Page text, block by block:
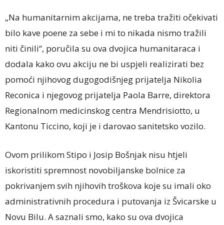
„Na humanitarnim akcijama, ne treba tražiti očekivati
bilo kave poene za sebe i mi to nikada nismo tražili
niti činili“, poručila su ova dvojica humanitaraca i
dodala kako ovu akciju ne bi uspjeli realizirati bez
pomoći njihovog dugogodišnjeg prijatelja Nikolia
Reconica i njegovog prijatelja Paola Barre, direktora
Regionalnom medicinskog centra Mendrisiotto, u
Kantonu Ticcino, koji je i darovao sanitetsko vozilo.
Ovom prilikom Stipo i Josip Bošnjak nisu htjeli
iskoristiti spremnost novobiljanske bolnice za
pokrivanjem svih njihovih troškova koje su imali oko
administrativnih procedura i putovanja iz Švicarske u
Novu Bilu. A saznali smo, kako su ova dvojica